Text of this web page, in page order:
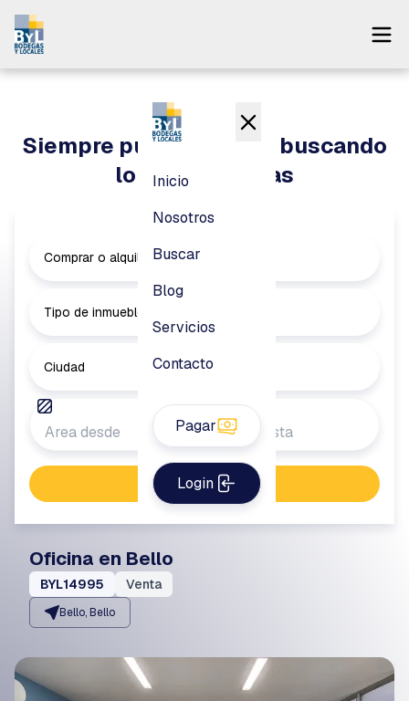
Nosotros
Pagar
Inicio
Nosotros
Buscar
Blog
Servicios
Contacto
Pagar
Login
Siempre puedes seguir buscando
lo que necesitas
Comprar o alquilar
Tipo de inmueble
Ciudad
Buscar propiedad
Oficina en Bello
BYL14995 Venta
Bello, Bello